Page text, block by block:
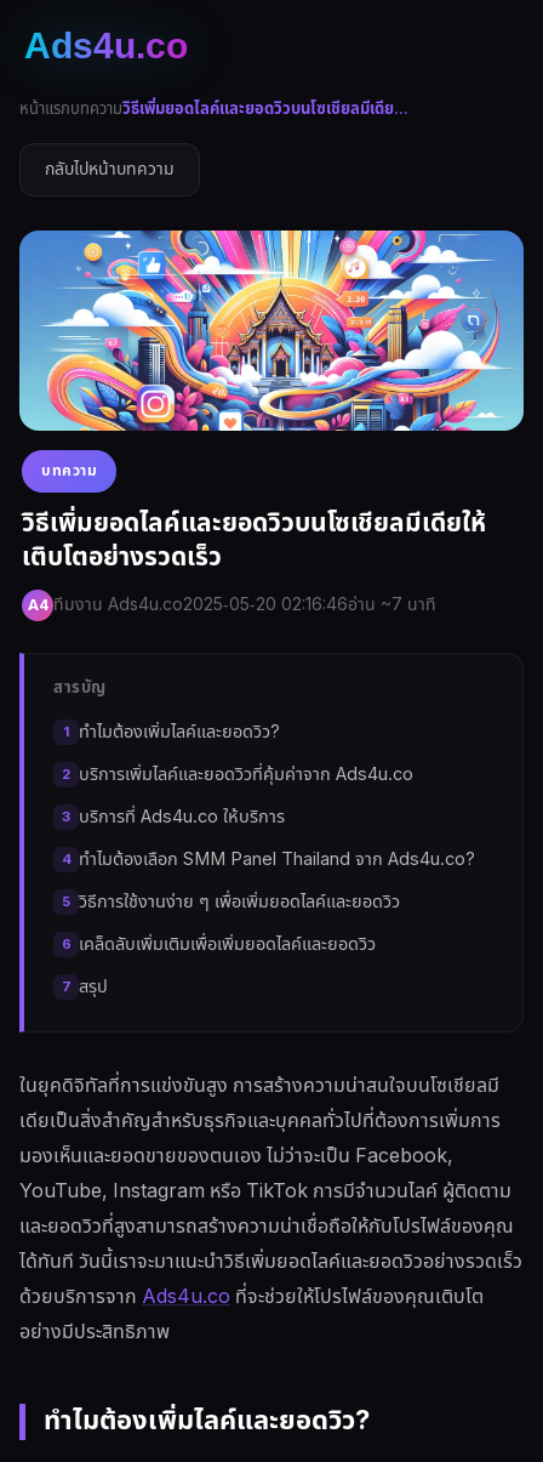
หน้าแรกบทความวิธีเพิ่มยอดไลค์และยอดวิวบนโซเชียลมีเดีย...
กลับไปหน้าบทความ
บทความ
วิธีเพิ่มยอดไลค์และยอดวิวบนโซเชียลมีเดียให้
เติบโตอย่างรวดเร็ว
A4 ทีมงาน Ads4u.co2025-05-20 02:16:46อ่าน ~7 นาที
สารบัญ
ทำไมต้องเพิ่มไลค์และยอดวิว?
บริการเพิ่มไลค์และยอดวิวที่คุ้มค่าจาก Ads4u.co
บริการที่ Ads4u.co ให้บริการ
ทำไมต้องเลือก SMM Panel Thailand จาก Ads4u.co?
วิธีการใช้งานง่าย ๆ เพื่อเพิ่มยอดไลค์และยอดวิว
เคล็ดลับเพิ่มเติมเพื่อเพิ่มยอดไลค์และยอดวิว
สรุป
ในยุคดิจิทัลที่การแข่งขันสูง การสร้างความน่าสนใจบนโซเชียลมี
เดียเป็นสิ่งสำคัญสำหรับธุรกิจและบุคคลทั่วไปที่ต้องการเพิ่มการ
มองเห็นและยอดขายของตนเอง ไม่ว่าจะเป็น Facebook,
YouTube, Instagram หรือ TikTok การมีจำนวนไลค์ ผู้ติดตาม
และยอดวิวที่สูงสามารถสร้างความน่าเชื่อถือให้กับโปรไฟล์ของคุณ
ได้ทันที วันนี้เราจะมาแนะนำวิธีเพิ่มยอดไลค์และยอดวิวอย่างรวดเร็ว
ด้วยบริการจาก Ads4u.co ที่จะช่วยให้โปรไฟล์ของคุณเติบโต
อย่างมีประสิทธิภาพ
ทำไมต้องเพิ่มไลค์และยอดวิว?